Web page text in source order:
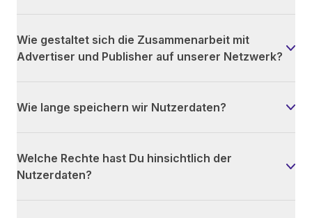
Wie gestaltet sich die Zusammenarbeit mit
Advertiser und Publisher auf unserer Netzwerk?
Wie lange speichern wir Nutzerdaten?
Welche Rechte hast Du hinsichtlich der
Nutzerdaten?